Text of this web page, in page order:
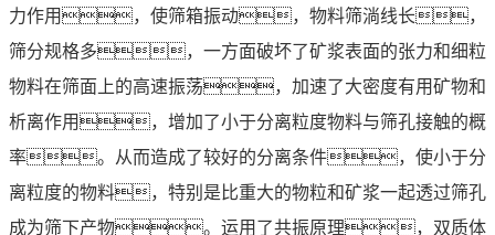
力作用，使筛箱振动，物料筛淌线长，
筛分规格多，一方面破坏了矿浆表面的张力和细粒
物料在筛面上的高速振荡，加速了大密度有用矿物和
析离作用，增加了小于分离粒度物料与筛孔接触的概
率。从而造成了较好的分离条件，使小于分
离粒度的物料，特别是比重大的物粒和矿浆一起透过筛孔
成为筛下产物。运用了共振原理，双质体